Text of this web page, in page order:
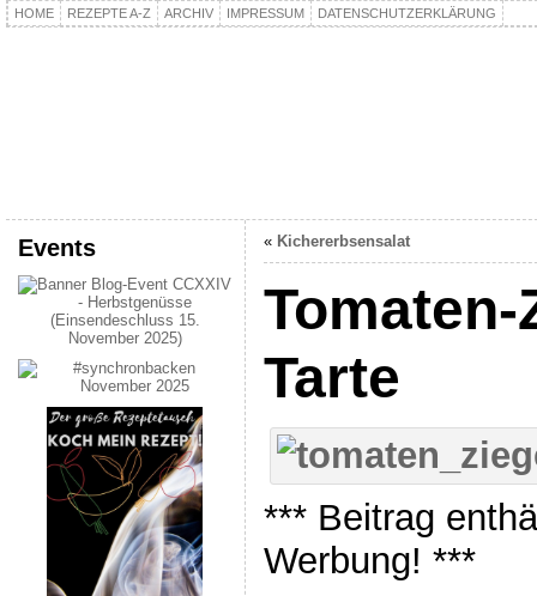
HOME REZEPTE A-Z ARCHIV IMPRESSUM DATENSCHUTZERKLÄRUNG
Events « Kichererbsensalat
Tarte
*** Beitrag
Werbung! ***